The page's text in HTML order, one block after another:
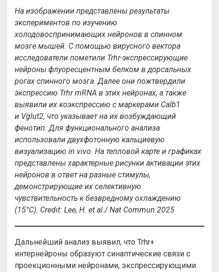
На изображении представлены результаты
экспериментов по изучению
холодовоспринимающих нейронов в спинном
мозге мышей. С помощью вирусного вектора
исследователи пометили Trhr-экспрессирующие
нейроны флуоресцентным белком в дорсальных
рогах спинного мозга. Далее они пожтвердили
экспрессию Trhr mRNA в этих нейронах, а также
выявили их коэкспрессию с маркерами Calb1
и Vglut2, что указывает на их возбуждающий
фенотип. Для функционального анализа
использовали двухфотонную кальциевую
визуализацию in vivo. На тепловой карте и графиках
представлены характерные рисунки активации этих
нейронов в ответ на разные стимулы,
демонстрирующие их селективную
чувствительность к безвредному охлаждению
(15°C). Credit: Lee, H. et al./Nat Commun 2025
Дальнейший анализ выявил, что Trhr+
интернейроны образуют синаптические связи с
проекционными нейронами, экспрессирующими